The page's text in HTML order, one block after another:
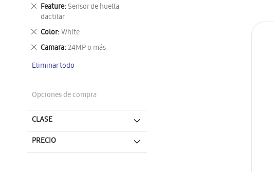
Feature Sensor de huella
dactilar
Eliminar
este
artículo
Color White
Eliminar
este
artículo
Camara 24MP o más
Eliminar
artículo
Eliminar todo
Opciones de compra
CLASE
PRECIO